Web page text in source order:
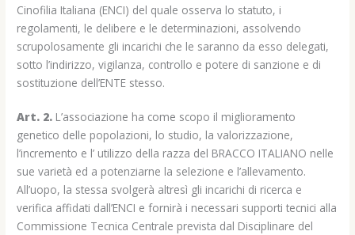
Cinofilia Italiana (ENCI) del quale osserva lo statuto, i
regolamenti, le delibere e le determinazioni, assolvendo
scrupolosamente gli incarichi che le saranno da esso delegati,
sotto l’indirizzo, vigilanza, controllo e potere di sanzione e di
sostituzione dell’ENTE stesso.
Art. 2. L’associazione ha come scopo il miglioramento
genetico delle popolazioni, lo studio, la valorizzazione,
l’incremento e l’ utilizzo della razza del BRACCO ITALIANO nelle
sue varietà ed a potenziarne la selezione e l’allevamento.
All’uopo, la stessa svolgerà altresì gli incarichi di ricerca e
verifica affidati dall’ENCI e fornirà i necessari supporti tecnici alla
Commissione Tecnica Centrale prevista dal Disciplinare del